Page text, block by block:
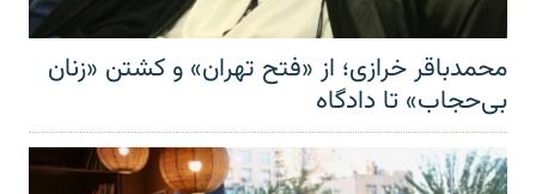
محمدباقر خرازی؛ از «فتح تهران» و کشتن «زنان
بی‌حجاب» تا دادگاه